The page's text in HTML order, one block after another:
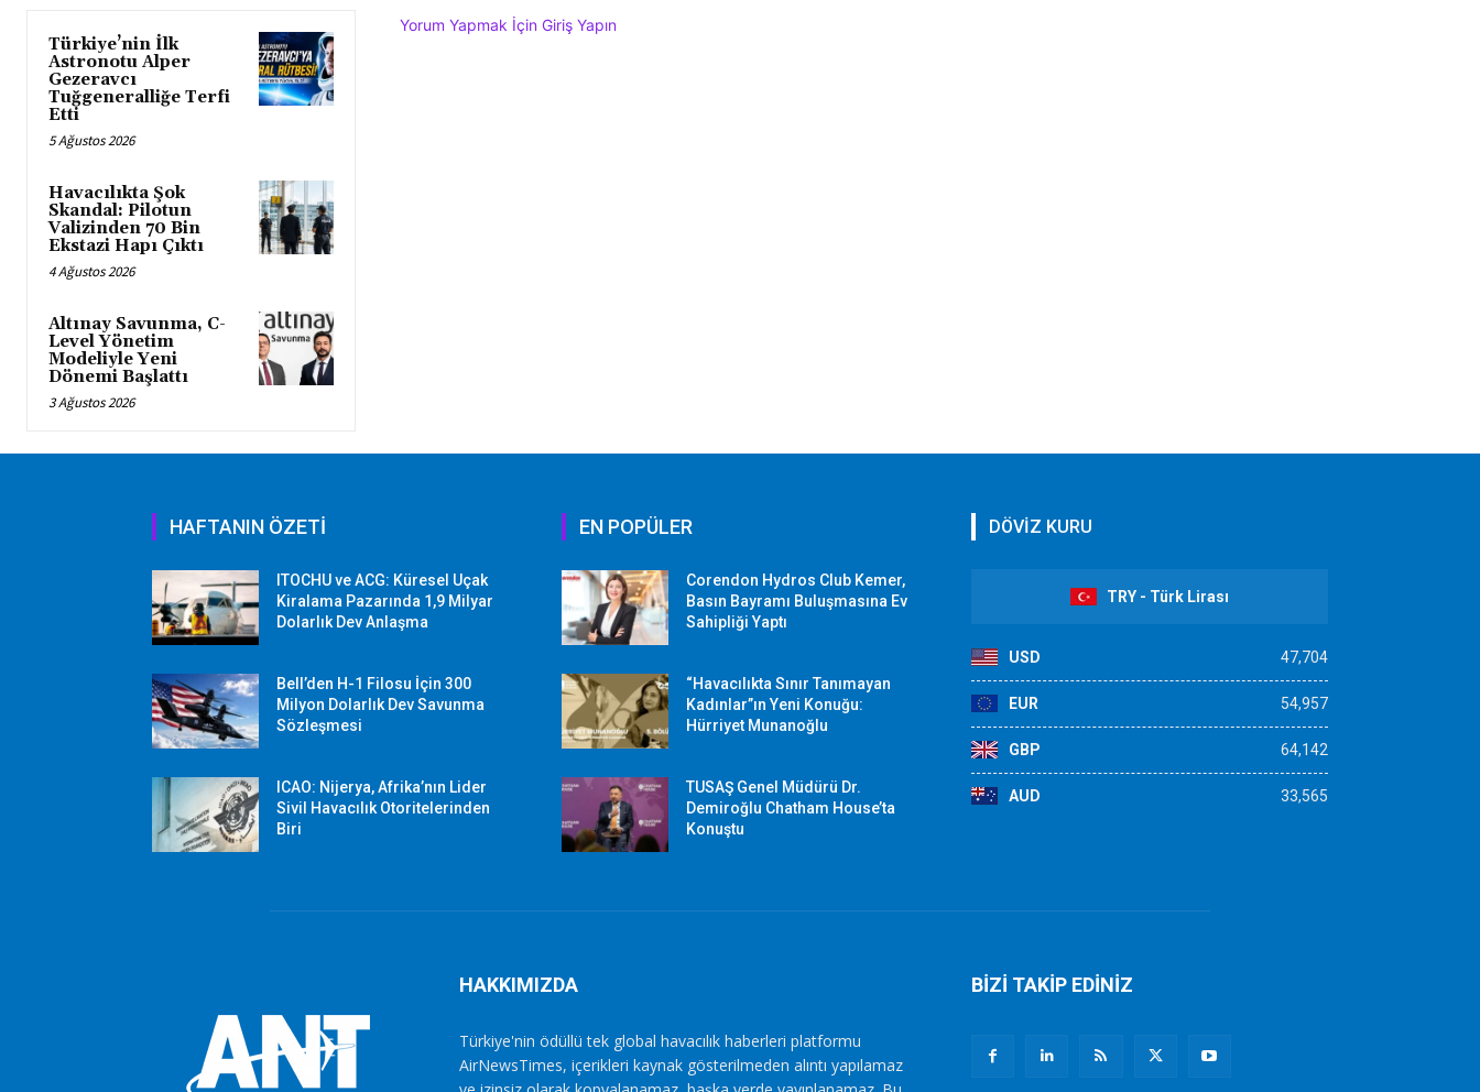
Türkiye’nin İlk
Astronotu Alper
Gezeravcı
Tuğgeneralliğe Terfi
Etti
5 Ağustos 2026
Havacılıkta Şok
Skandal: Pilotun
Valizinden 70 Bin
Ekstazi Hapı Çıktı
4 Ağustos 2026
Altınay Savunma, C-
Level Yönetim
Modeliyle Yeni
Dönemi Başlattı
3 Ağustos 2026
Yorum Yapmak İçin Giriş Yapın
HAFTANIN ÖZETİ
ITOCHU ve ACG: Küresel Uçak
Kiralama Pazarında 1,9 Milyar
Dolarlık Dev Anlaşma
Bell’den H-1 Filosu İçin 300
Milyon Dolarlık Dev Savunma
Sözleşmesi
ICAO: Nijerya, Afrika’nın Lider
Sivil Havacılık Otoritelerinden
Biri
EN POPÜLER
Corendon Hydros Club Kemer,
Basın Bayramı Buluşmasına Ev
Sahipliği Yaptı
“Havacılıkta Sınır Tanımayan
Kadınlar”ın Yeni Konuğu:
Hürriyet Munanoğlu
TUSAŞ Genel Müdürü Dr.
Demiroğlu Chatham House’ta
Konuştu
DÖVİZ KURU
TRY - Türk Lirası
USD 47,704
EUR 54,957
GBP 64,142
AUD 33,565
HAKKIMIZDA
Türkiye'nin ödüllü tek global havacılık haberleri platformu
AirNewsTimes, içerikleri kaynak gösterilmeden alıntı yapılamaz
BİZİ TAKİP EDİNİZ